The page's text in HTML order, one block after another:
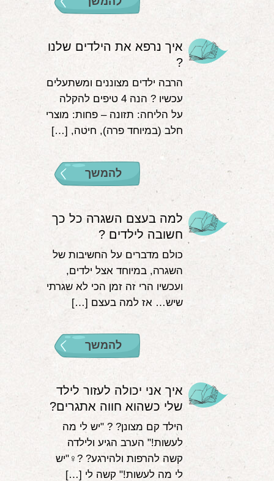
איך נרפא את הילדים שלנו
?
הרבה ילדים מצוננים ומשתעלים
עכשיו ? הנה 4 טיפים להקלה
על הליחה: תזונה – פחות: מוצרי
חלב (במיוחד פרה), חיטה, […]
להמשך
למה בעצם השגרה כל כך
חשובה לילדים ?
כולם מדברים על החשיבות של
השגרה, במיוחד אצל ילדים,
ועכשיו הרי זה זמן הכי לא שגרתי
שיש… אז למה בעצם […]
להמשך
איך אני יכולה לעזור לילד
שלי כשהוא חווה אתגרים?
הילד קם מצונן? ? "יש לי מה
לעשות!" הערב הגיע ולילדה
קשה להרפות ולהירגע? ?‍♀️"יש
לי מה לעשות!" קשה לי […]